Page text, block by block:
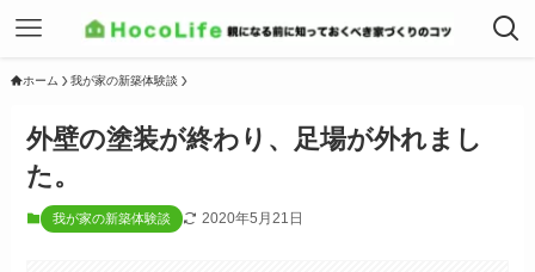
ホーム 我が家の新築体験談
外壁の塗装が終わり、足場が外れまし
た。
我が家の新築体験談 2020年5月21日